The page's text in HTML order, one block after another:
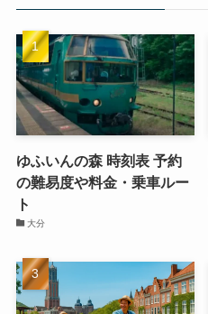
ゆふいんの森 時刻表 予約
の難易度や料金・乗車ルー
ト
大分